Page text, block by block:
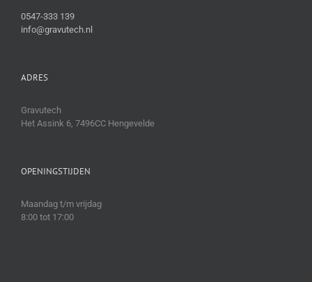
0547-333 139
info@gravutech.nl
ADRES
Gravutech
Het Assink 6, 7496CC Hengevelde
OPENINGSTIJDEN
Maandag t/m vrijdag
8:00 tot 17:00